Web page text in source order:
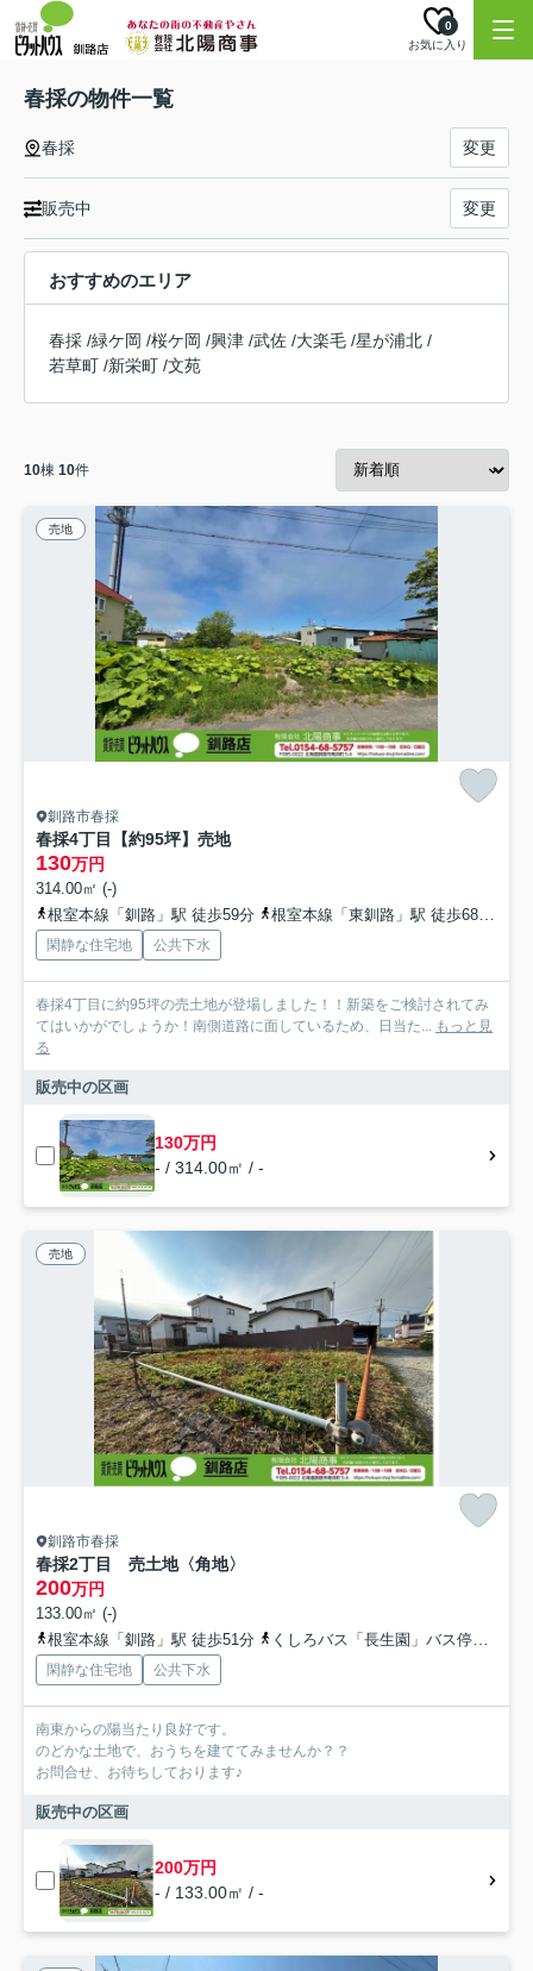
お気に入り
0
春採の物件一覧
春採 変更
販売中 変更
おすすめのエリア
春採 /緑ケ岡 /桜ケ岡 /興津 /武佐 /大楽毛 /星が浦北 /
若草町 /新栄町 /文苑
10棟 10件
売地
釧路市春採
春採4丁目【約95坪】売地
130万円
314.00㎡ (-)
根室本線「釧路」駅 徒歩59分
根室本線「東釧路」駅 徒歩68分
閑静な住宅地 公共下水
春採4丁目に約95坪の売土地が登場しました！！新築をご検討されてみ
てはいかがでしょうか！南側道路に面しているため、日当た... もっと見
る
販売中の区画
130万円
- / 314.00㎡ / -
売地
釧路市春採
春採2丁目 売土地〈角地〉
200万円
133.00㎡ (-)
根室本線「釧路」駅 徒歩51分
くしろバス「長生園」バス停下車 徒歩2分
閑静な住宅地 公共下水
南東からの陽当たり良好です。
のどかな土地で、おうちを建ててみませんか？？
お問合せ、お待ちしております♪
販売中の区画
200万円
- / 133.00㎡ / -